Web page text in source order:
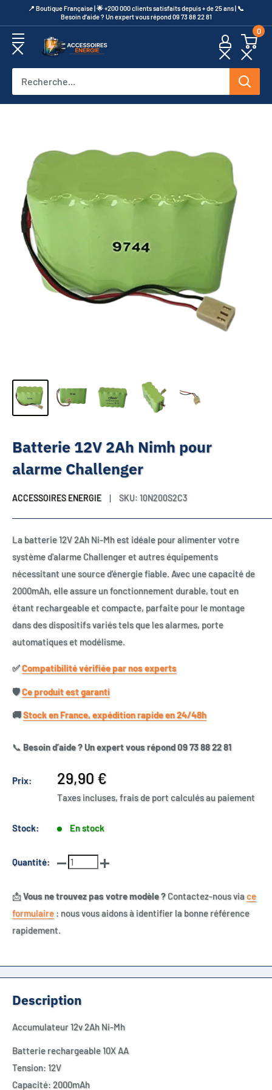
au
contenu
​📍​ Boutique Française | 🌟 +200 000 clients satisfaits depuis + de 25 ans | 📞​
Besoin d’aide ? Un expert vous répond 09 73 88 22 81
Accessoires
0
Batterie 12V 2Ah Nimh pour
alarme Challenger
ACCESSOIRES ENERGIE SKU: 10N200S2C3
La batterie 12V 2Ah Ni-Mh est idéale pour alimenter votre
système d'alarme Challenger et autres équipements
nécessitant une source d'énergie fiable. Avec une capacité de
2000mAh, elle assure un fonctionnement durable, tout en
étant rechargeable et compacte, parfaite pour le montage
dans des dispositifs variés tels que les alarmes, porte
automatiques et modélisme.
✅​Compatibilité vérifiée par nos experts
🛡️​Ce produit est garanti
🚚​Stock en France, expédition rapide en 24/48h
📞 Besoin d’aide ? Un expert vous répond 09 73 88 22 81
Prix:
Prix
réduit
29,90 €
Taxes incluses, frais de port calculés au paiement
Stock: En stock
Quantité:
📩Vous ne trouvez pas votre modèle ?Contactez-nous viace
formulaire : nous vous aidons à identifier la bonne référence
rapidement.
Description
Accumulateur 12v 2Ah Ni-Mh
Batterie rechargeable 10X AA
Tension: 12V
Capacité: 2000mAh